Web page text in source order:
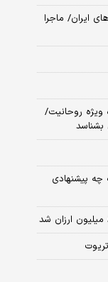
ایران/ ماجرا
ویژه روحانیت/
بشناسد
چه پیشنهادی